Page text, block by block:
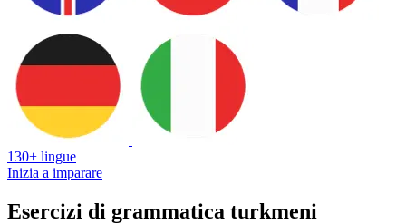
130+ lingue
Inizia a imparare
Esercizi di grammatica turkmeni